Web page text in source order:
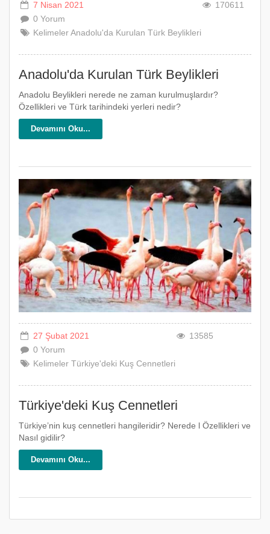
7 Nisan 2021
0 Yorum
KelimelerAnadolu'da Kurulan Türk Beylikleri
170611
Anadolu'da Kurulan Türk Beylikleri
Anadolu Beylikleri nerede ne zaman kurulmuşlardır?
Özellikleri ve Türk tarihindeki yerleri nedir?
Devamını Oku...
27 Şubat 2021
0 Yorum
Kelimeler Türkiye'deki Kuş Cennetleri
13585
Türkiye'deki Kuş Cennetleri
Türkiye’nin kuş cennetleri hangileridir? Nerede l Özellikleri ve
Nasıl gidilir?
Devamını Oku...